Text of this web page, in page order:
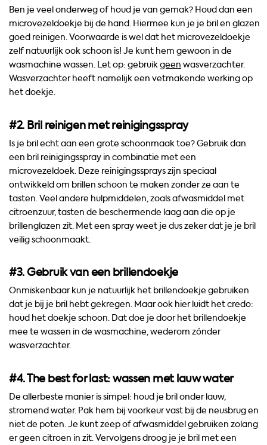
Ben je veel onderweg of houd je van gemak? Houd dan een
microvezeldoekje bij de hand. Hiermee kun je je bril en glazen
goed reinigen. Voorwaarde is wel dat het microvezeldoekje
zelf natuurlijk ook schoon is! Je kunt hem gewoon in de
wasmachine wassen. Let op: gebruikgeen wasverzachter.
Wasverzachter heeft namelijk een vetmakende werking op
het doekje.
#2. Bril reinigen met reinigingsspray
Is je bril echt aan een grote schoonmaak toe? Gebruik dan
een bril reinigingsspray in combinatie met een
microvezeldoek. Deze reinigingssprays zijn speciaal
ontwikkeld om brillen schoon te maken zonder ze aan te
tasten. Veel andere hulpmiddelen, zoals afwasmiddel met
citroenzuur, tasten de beschermende laag aan die op je
brillenglazen zit. Met een spray weet je dus zeker dat je je bril
veilig schoonmaakt.
#3. Gebruik van een brillendoekje
Onmiskenbaar kun je natuurlijk het brillendoekje gebruiken
dat je bij je bril hebt gekregen. Maar ook hier luidt het credo:
houd het doekje schoon. Dat doe je door het brillendoekje
mee te wassen in de wasmachine, wederom zónder
wasverzachter.
#4. The best for last: wassen met lauw water
De allerbeste manier is simpel: houd je bril onder lauw,
stromend water. Pak hem bij voorkeur vast bij de neusbrug en
niet de poten. Je kunt zeep of afwasmiddel gebruiken zolang
er geen citroen in zit. Vervolgens droog je je bril met een